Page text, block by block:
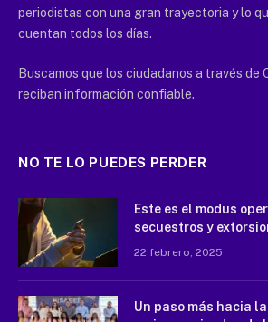
periodistas con una gran trayectoria y lo
cuentan todos los días.
Buscamos que los ciudadanos a través de
reciban información confiable.
NO TE LO PUEDES PERDER
Este es el modus
secuestros y
22 febrero, 2025
Un paso más hacia